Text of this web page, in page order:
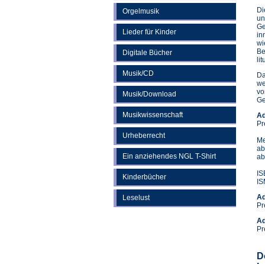
Orgelmusik
Lieder für Kinder
Digitale Bücher
Musik/CD
Musik/Download
Musikwissenschaft
Urheberrecht
Ein anziehendes NGL T-Shirt
Kinderbücher
Leselust